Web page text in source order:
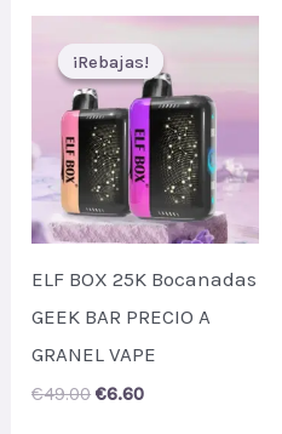
¡Rebajas!
¡Rebajas!
ELF BOX 25K Bocanadas
GEEK BAR PRECIO A
GRANEL VAPE
€49.00 Original
€6.60Current